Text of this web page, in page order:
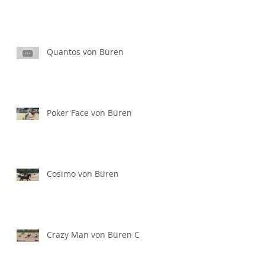
Quantos von Büren
Poker Face von Büren
Cosimo von Büren
Crazy Man von Büren CH